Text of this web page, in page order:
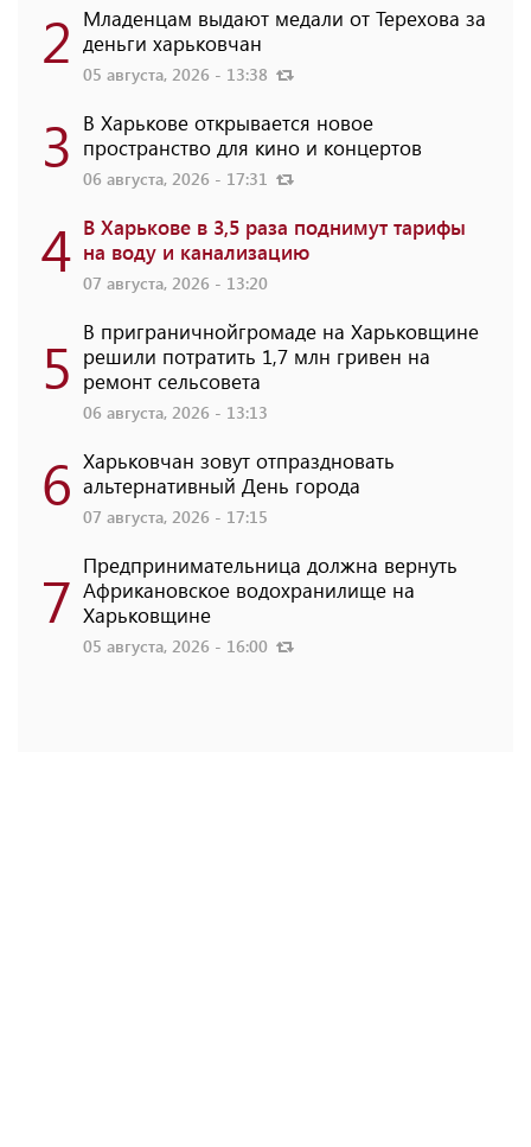
2 Младенцам выдают медали от Терехова за
деньги харьковчан
05 августа, 2026 - 13:38
3 В Харькове открывается новое
пространство для кино и концертов
06 августа, 2026 - 17:31
4 В Харькове в 3,5 раза поднимут тарифы
на воду и канализацию
07 августа, 2026 - 13:20
5 В приграничнойгромаде на Харьковщине
решили потратить 1,7 млн ​​гривен на
ремонт сельсовета
06 августа, 2026 - 13:13
6 Харьковчан зовут отпраздновать
альтернативный День города
07 августа, 2026 - 17:15
7 Предпринимательница должна вернуть
Африкановское водохранилище на
Харьковщине
05 августа, 2026 - 16:00